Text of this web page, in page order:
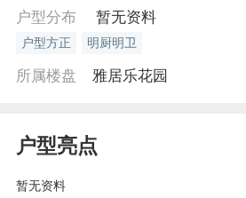
户型分布
暂无资料
户型方正 明厨明卫
所属楼盘 雅居乐花园
户型亮点
暂无资料